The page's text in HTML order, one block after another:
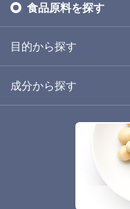
食品原料を探す
目的から探す
成分から探す